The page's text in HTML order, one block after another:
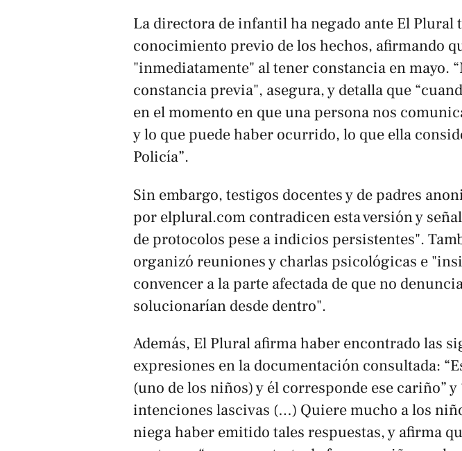
La directora de infantil ha negado ante El Plural
conocimiento previo de los hechos, afirmando
"inmediatamente" al tener constancia en mayo.
constancia previa", asegura, y detalla que
en el momento en que una persona nos
y lo que puede haber ocurrido, lo que ella
Policía”.
Sin embargo, testigos docentes y de padres
por elplural.com contradicen esta versión y
de protocolos pese a indicios persistentes".
organizó reuniones y charlas psicológicas e
convencer a la parte afectada de que no
solucionarían desde dentro".
Además, El Plural afirma haber encontrado las
expresiones en la documentación consultada:
(uno de los niños) y él corresponde ese cariño” y
intenciones lascivas (…) Quiere mucho a los
niega haber emitido tales respuestas, y afirma